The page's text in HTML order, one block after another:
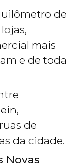
de
mais
e de toda
de
da cidade.
Novas